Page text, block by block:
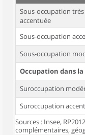
Sous-occupation très
accentuée
Sous-occupation
Sous-occupation
Occupation dans
Suroccupation
Suroccupation
Sources : Insee,
complémentaires,